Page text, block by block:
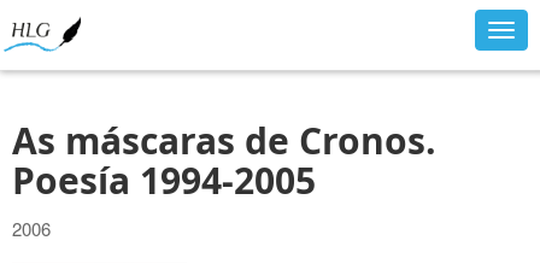
As máscaras de Cronos.
Poesía 1994-2005
2006